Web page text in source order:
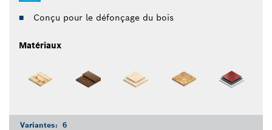
Conçu pour le défonçage du bois
Matériaux
Variantes: 6